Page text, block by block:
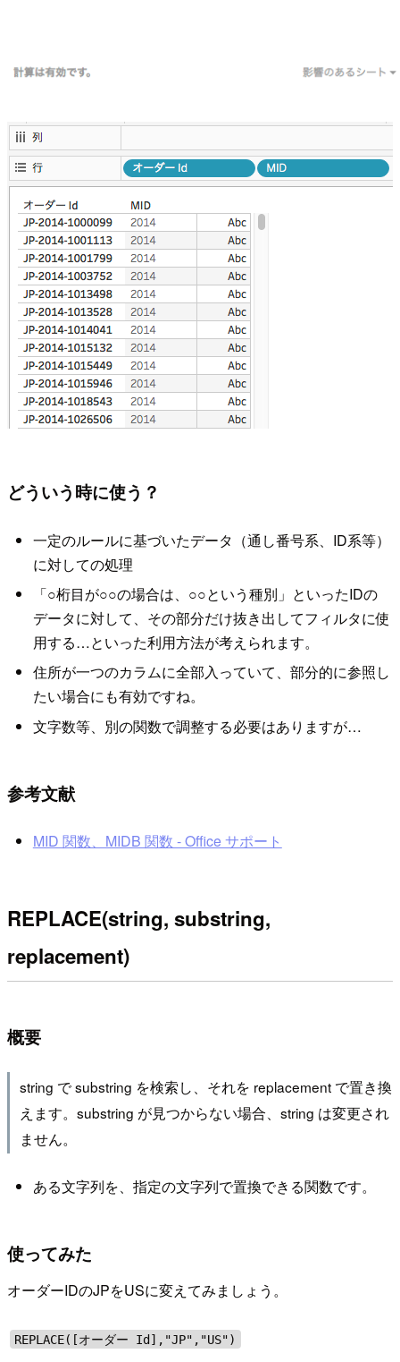
どういう時に使う？
一定のルールに基づいたデータ（通し番号系、ID系等）
に対しての処理
「○桁目が○○の場合は、○○という種別」といったIDの
データに対して、その部分だけ抜き出してフィルタに使
用する…といった利用方法が考えられます。
住所が一つのカラムに全部入っていて、部分的に参照し
たい場合にも有効ですね。
文字数等、別の関数で調整する必要はありますが…
参考文献
MID 関数、MIDB 関数 - Office サポート
REPLACE(string, substring,
replacement)
概要
string で substring を検索し、それを replacement で置き換
えます。substring が見つからない場合、string は変更され
ません。
ある文字列を、指定の文字列で置換できる関数です。
使ってみた
オーダーIDのJPをUSに変えてみましょう。
REPLACE([オーダー Id],"JP","US")